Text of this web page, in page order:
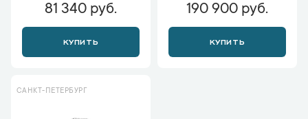
81 340 руб.
КУПИТЬ
190 900 руб.
КУПИТЬ
САНКТ-ПЕТЕРБУРГ